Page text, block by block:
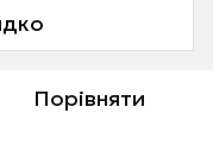
Порівняти